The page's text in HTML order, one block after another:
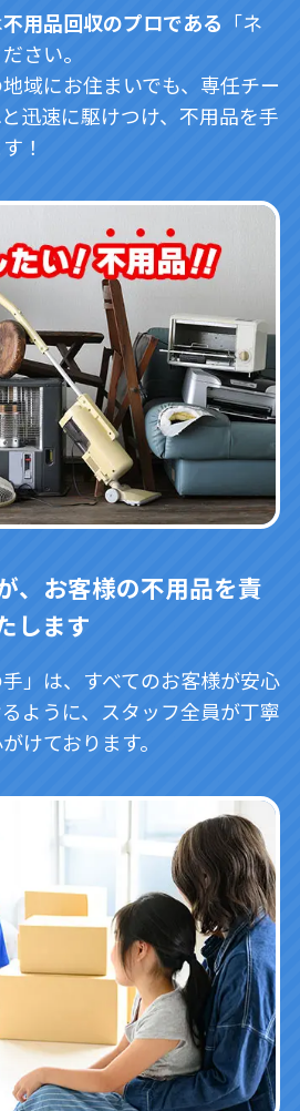
不用品回収のプロである 「ネ
さい。
域にお住まいでも、専任チー
迅速に駆けつけ、不用品を手
！
、お客様の不用品を責
します
」は、すべてのお客様が安心
ように、スタッフ全員が丁寧
けております。